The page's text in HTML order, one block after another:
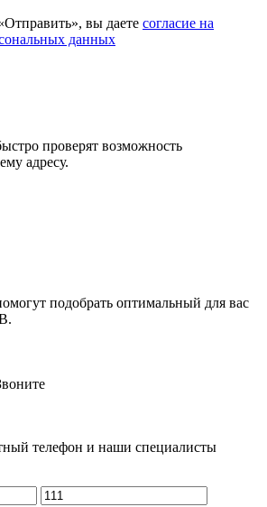
вы даете согласие на
данных
проверят возможность
адресу.
подобрать оптимальный для вас
телефон и наши специалисты